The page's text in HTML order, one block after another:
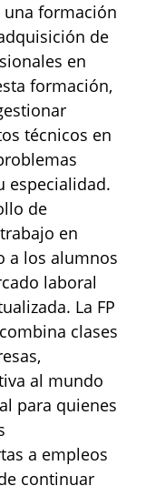
una formación
de
en
formación,
técnicos en
especialidad.
de
en
a los alumnos
laboral
La FP
clases
al mundo
para quienes
a empleos
continuar